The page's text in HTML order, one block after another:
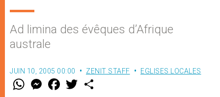
Ad limina des évêques d’Afrique
australe
JUIN 10, 2005 00:00 ZENIT STAFF EGLISES LOCALES
W M
e
F
a w